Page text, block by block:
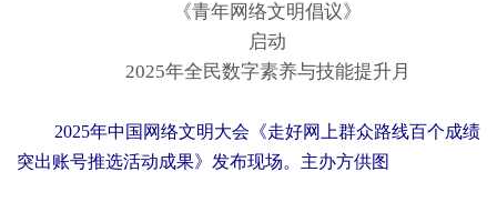
《青年网络文明倡议》
启动
2025年全民数字素养与技能提升月
2025年中国网络文明大会《走好网上群众路线百个成绩
突出账号推选活动成果》发布现场。主办方供图